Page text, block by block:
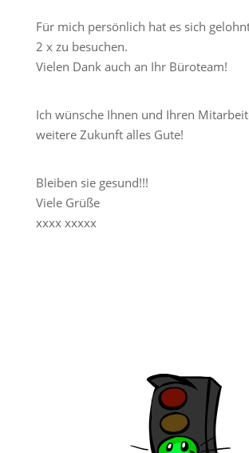
Für mich persönlich hat es sich
2 x zu besuchen.
Vielen Dank auch an Ihr Büroteam!
Ich wünsche Ihnen und Ihren
weitere Zukunft alles Gute!
Bleiben sie gesund!!!
Viele Grüße
xxxx xxxxx